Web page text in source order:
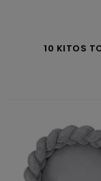
10 KITOS